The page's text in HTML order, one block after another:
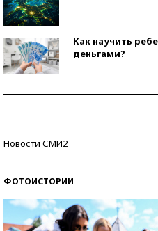
Как научить
деньгами?
Новости СМИ2
ФОТОИСТОРИИ